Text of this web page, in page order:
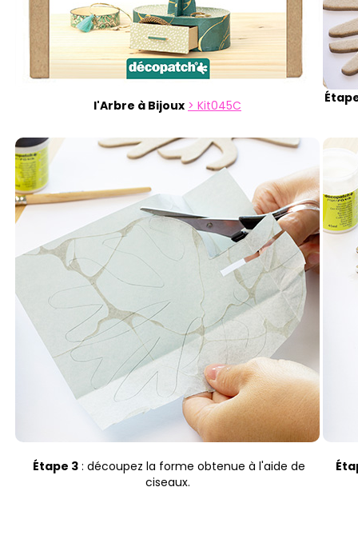
l'Arbre à Bijoux Kit045C
Étape 3 : découpez la forme obtenue à l'aide de
ciseaux.